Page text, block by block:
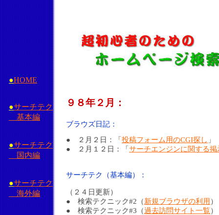
●HOME
●サーチテク
基本編
●サーチテク
国内編
●サーチテク
海外編
９８年２月：
ブラウズ日記：
● ２月２日：「 投稿フォーム用のCGI探し 」
● ２月１２日：「 サーチエンジンに関する掲
サーチテク（基本編）：
（２４日更新）
● 検索テクニック#2（新規ブラウザの利用 ）
● 検索テクニック#3（過去訪問サイト一覧）